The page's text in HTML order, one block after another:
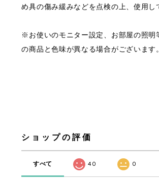
め具の傷み緩みなどを点検の上、使用し
※お使いのモニター設定、お部屋の照明
の商品と色味が異なる場合がございます。
ショップの評価
すべて 40 0